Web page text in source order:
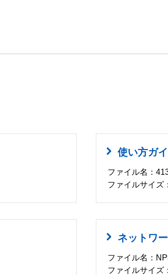
使い方ガ
ファイル名：
ファイルサイズ
ネットワ
ファイル名：
ファイルサイズ